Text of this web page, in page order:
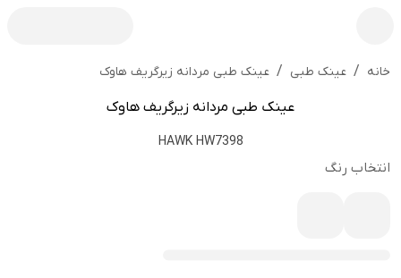
خانه / عینک طبی / عینک طبی مردانه زیرگریف هاوک
عینک طبی مردانه زیرگریف هاوک
HAWK HW7398
انتخاب رنگ